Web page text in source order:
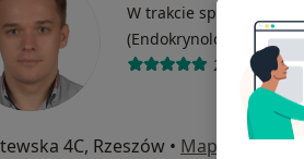
W trakcie specjalizacji
(Endokrynolog)
Więcej
26 opinii
4C, Rzeszów • Mapa